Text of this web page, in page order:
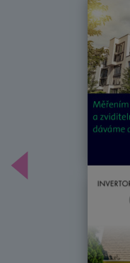
Předchozí